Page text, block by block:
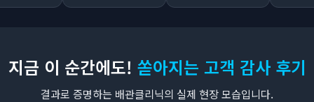
지금 이 순간에도! 쏟아지는 고객 감사 후기
결과로 증명하는 배관클리닉의 실제 현장 모습입니다.